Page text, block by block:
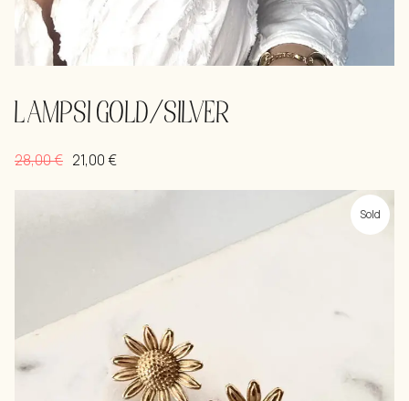
LAMPSI GOLD/SILVER
28,00€ 21,00€
Sold